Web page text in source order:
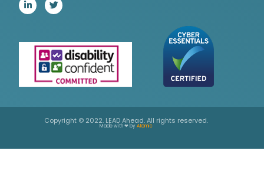
Copyright © 2022. LEAD Ahead. All rights reserved.
Made with ❤ byAtomic